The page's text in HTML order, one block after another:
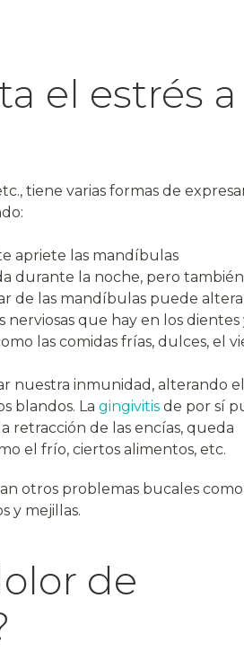
el estrés a
tiene varias formas de
apriete las mandíbulas
durante la noche, pero también
de las mandíbulas puede
que hay en los dientes
las comidas frías, dulces, el
nuestra inmunidad, alterando el
blandos. La gingivitis de por sí
retracción de las encías, queda
el frío, ciertos alimentos, etc.
otros problemas bucales como
y mejillas.
de